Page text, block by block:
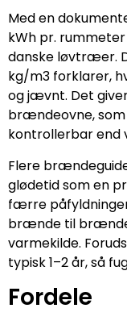
Med en
kWh pr.
danske løvtræer.
kg/m3 forklarer,
og jævnt. Det
brændeovne,
kontrollerbar
Flere
glødetid som en
færre
brænde til
varmekilde.
typisk 1–2 år, så
Fordele